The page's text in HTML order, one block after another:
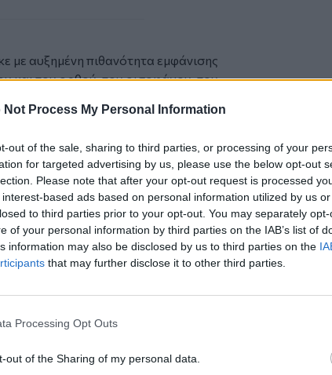
Not Process My Personal Information
out of the sale, sharing to third parties, or processing of your
for targeted advertising by us, please use the below opt-out
Please note that after your opt-out request is processed
based ads based on personal information utilized by us
to third parties prior to your opt-out. You may separately
of your personal information by third parties on the IAB’s list of
information may also be disclosed by us to third parties on the
that may further disclose it to other third parties.
Processing Opt Outs
out of the Sharing of my personal data.
με αυξημένη πιθανότητα εμφάνισης
και του ορθού, του οισοφάγου, του
προστάτη. Η χρήση αλκοόλ
κίρρωσης και άλλων
σύνδεση εντοπίστηκε και με
τη φυματίωση.
μεταβολικά και
η ισχύς των διαθέσιμων
χαμηλή έως μέτρια κατανάλωση
με μικρότερο κίνδυνο για
Αλτσχάιμερ.
Οι συνήθειες
σε αυτοαναφορές, που δεν είναι
ενώ υπήρχαν μεγάλες
τον αριθμό των άλλων
που ελήφθησαν υπόψη.